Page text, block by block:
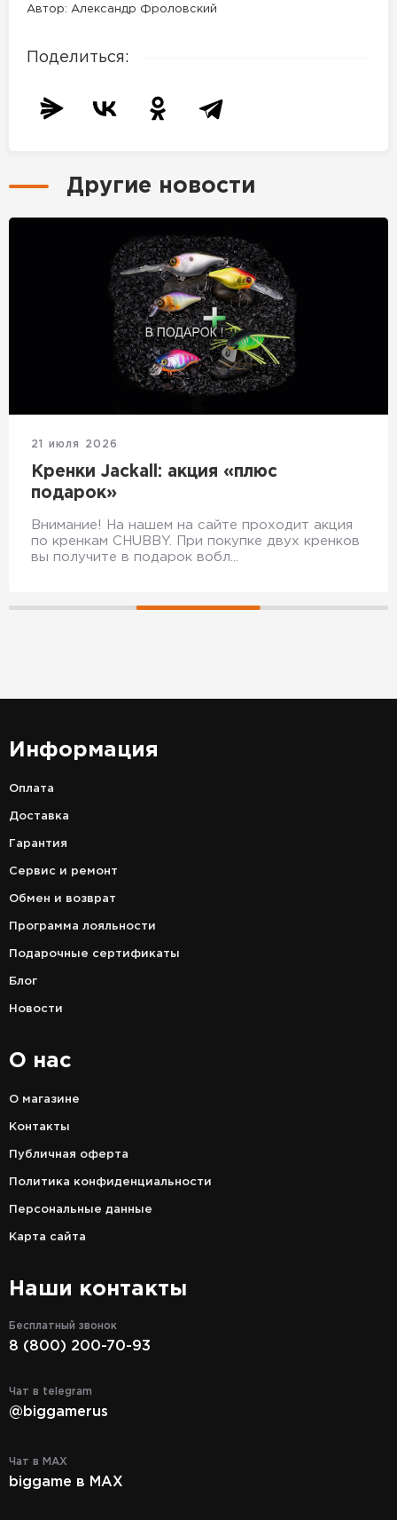
Автор: Александр Фроловский
Поделиться:
Другие новости
21 июля 2026
Кренки Jackall: акция «плюс
подарок»
Внимание! На нашем на сайте проходит акция
по кренкам CHUBBY. При покупке двух кренков
вы получите в подарок вобл...
Информация
Оплата
Доставка
Гарантия
Сервис и ремонт
Обмен и возврат
Программа лояльности
Подарочные сертификаты
Блог
Новости
О нас
О магазине
Контакты
Публичная оферта
Политика конфиденциальности
Персональные данные
Карта сайта
Наши контакты
Бесплатный звонок
8 (800) 200-70-93
Чат в telegram
@biggamerus
Чат в MAX
biggame в MAX